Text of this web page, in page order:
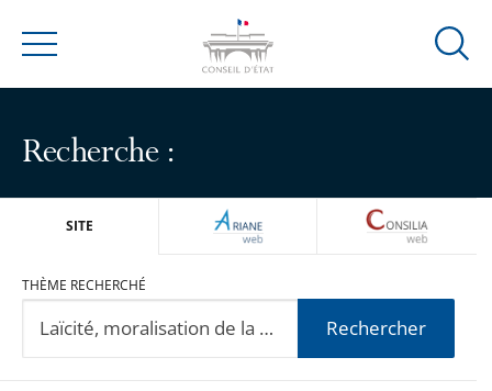
Menu
Ouvrir
Recherche :
SITE ARIANEWEB
THÈME RECHERCHÉ
Rechercher